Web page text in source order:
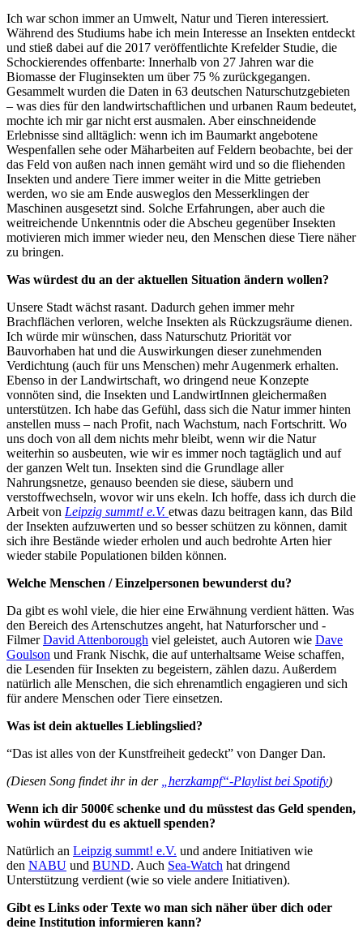
Ich war schon immer an Umwelt, Natur und Tieren interessiert.
Während des Studiums habe ich mein Interesse an Insekten entdeckt
und stieß dabei auf die 2017 veröffentlichte Krefelder Studie, die
Schockierendes offenbarte: Innerhalb von 27 Jahren war die
Biomasse der Fluginsekten um über 75 % zurückgegangen.
Gesammelt wurden die Daten in 63 deutschen Naturschutzgebieten
– was dies für den landwirtschaftlichen und urbanen Raum bedeutet,
mochte ich mir gar nicht erst ausmalen. Aber einschneidende
Erlebnisse sind alltäglich: wenn ich im Baumarkt angebotene
Wespenfallen sehe oder Mäharbeiten auf Feldern beobachte, bei der
das Feld von außen nach innen gemäht wird und so die fliehenden
Insekten und andere Tiere immer weiter in die Mitte getrieben
werden, wo sie am Ende ausweglos den Messerklingen der
Maschinen ausgesetzt sind. Solche Erfahrungen, aber auch die
weitreichende Unkenntnis oder die Abscheu gegenüber Insekten
motivieren mich immer wieder neu, den Menschen diese Tiere näher
zu bringen.
Was würdest du an der aktuellen Situation ändern wollen?
Unsere Stadt wächst rasant. Dadurch gehen immer mehr
Brachflächen verloren, welche Insekten als Rückzugsräume dienen.
Ich würde mir wünschen, dass Naturschutz Priorität vor
Bauvorhaben hat und die Auswirkungen dieser zunehmenden
Verdichtung (auch für uns Menschen) mehr Augenmerk erhalten.
Ebenso in der Landwirtschaft, wo dringend neue Konzepte
vonnöten sind, die Insekten und LandwirtInnen gleichermaßen
unterstützen. Ich habe das Gefühl, dass sich die Natur immer hinten
anstellen muss – nach Profit, nach Wachstum, nach Fortschritt. Wo
uns doch von all dem nichts mehr bleibt, wenn wir die Natur
weiterhin so ausbeuten, wie wir es immer noch tagtäglich und auf
der ganzen Welt tun. Insekten sind die Grundlage aller
Nahrungsnetze, genauso beenden sie diese, säubern und
verstoffwechseln, wovor wir uns ekeln. Ich hoffe, dass ich durch die
Arbeit von Leipzig summt! e.V. etwas dazu beitragen kann, das Bild
der Insekten aufzuwerten und so besser schützen zu können, damit
sich ihre Bestände wieder erholen und auch bedrohte Arten hier
wieder stabile Populationen bilden können.
Welche Menschen / Einzelpersonen bewunderst du?
Da gibt es wohl viele, die hier eine Erwähnung verdient hätten. Was
den Bereich des Artenschutzes angeht, hat Naturforscher und -
FilmerDavid Attenborough viel geleistet, auch Autoren wie Dave
Goulson und Frank Nischk, die auf unterhaltsame Weise schaffen,
die Lesenden für Insekten zu begeistern, zählen dazu. Außerdem
natürlich alle Menschen, die sich ehrenamtlich engagieren und sich
für andere Menschen oder Tiere einsetzen.
Was ist dein aktuelles Lieblingslied?
“Das ist alles von der Kunstfreiheit gedeckt” von Danger Dan.
(Diesen Song findet ihr in der
„herzkampf“-Playlist bei Spotify)
Wenn ich dir 5000€ schenke und du müsstest das Geld spenden,
wohin würdest du es aktuell spenden?
Natürlich an Leipzig summt! e.V. und andere Initiativen wie
den NABU und BUND. Auch Sea-Watch hat dringend
Unterstützung verdient (wie so viele andere Initiativen).
Gibt es Links oder Texte wo man sich näher über dich oder
deine Institution informieren kann?